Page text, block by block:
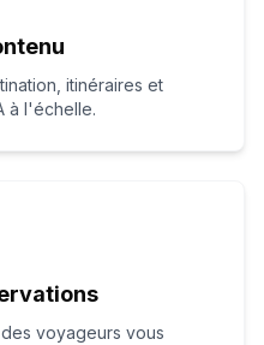
itinéraires et
à l'échelle.
voyageurs vous